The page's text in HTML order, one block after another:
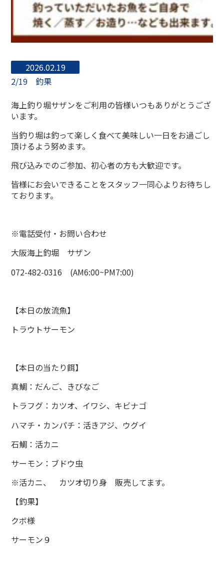
2026.02.19
2/19 釣果
海上釣り堀サザンをご利用の皆様いつもありがとうござ
います。
当釣り堀は釣って楽しく食べて美味しい一日をお過ごし
頂けるよう努めます。
飛び込みでのご参加、初心者の方も大歓迎です。
皆様にお会いできることをスタッフ一同心よりお待ちし
ております。
※電話受付・お問い合わせ
大阪海上釣堀 サザン
072-482-0316 (AM6:00~PM7:00)
【本日の放流魚】
トラウトサーモン
【本日の当たり餌】
真鯛：だんご、きびなご
トラフグ：カツオ、イワシ、キビナゴ
ハマチ・カンパチ：活きアジ、ウグイ
石鯛：活カニ
サーモン：ブドウ虫
※活カニ、 カツオ切り身 販売してます。
【釣果】
クボ様
サーモン９